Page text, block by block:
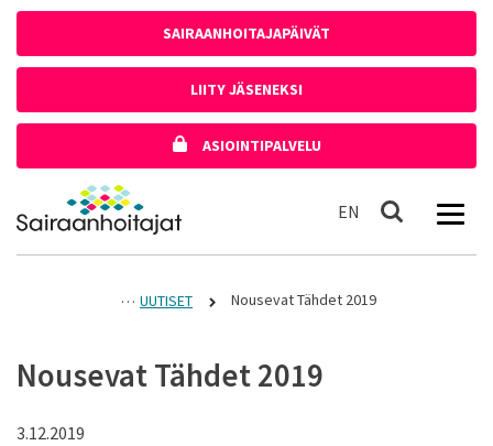
SAIRAANHOITAJAPÄIVÄT
LIITY JÄSENEKSI
ASIOINTIPALVELU
Etusivulle
EN In English
Haku
UUTISET Nousevat Tähdet 2019
Nousevat Tähdet 2019
3.12.2019